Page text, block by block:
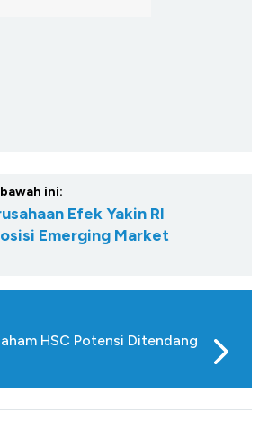
ini:
Efek Yakin RI
Emerging Market
HSC Potensi Ditendang